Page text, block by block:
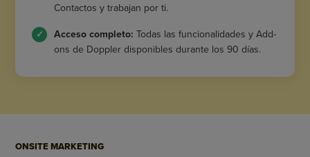
Contactos y trabajan por ti.
Acceso completo: Todas las funcionalidades y Add-
ons de Doppler disponibles durante los 90 días.
ONSITE MARKETING